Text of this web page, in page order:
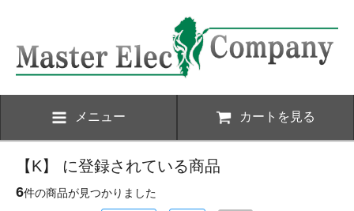
メニュー カートを見る
【K】 に登録されている商品
6件の商品が見つかりました